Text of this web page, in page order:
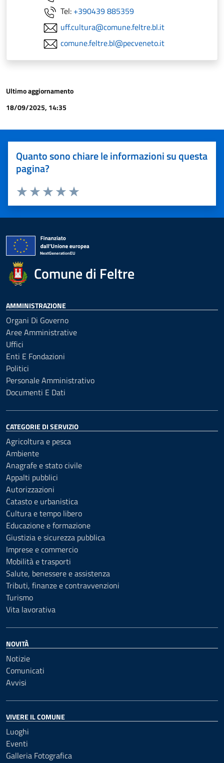
Tel: +390439 885359
uff.cultura@comune.feltre.bl.it
comune.feltre.bl@pecveneto.it
Ultimo aggiornamento
18/09/2025, 14:35
Quanto sono chiare le informazioni su questa
pagina?
Valuta 5 stelle su 5
Valuta 4 stelle su 5
Valuta 3 stelle su 5
Valuta 2 stelle su 5
Valuta 1 stelle su 5
Comune di Feltre
AMMINISTRAZIONE
Organi Di Governo
Aree Amministrative
Uffici
Enti E Fondazioni
Politici
Personale Amministrativo
Documenti E Dati
CATEGORIE DI SERVIZIO
Agricoltura e pesca
Ambiente
Anagrafe e stato civile
Appalti pubblici
Autorizzazioni
Catasto e urbanistica
Cultura e tempo libero
Educazione e formazione
Giustizia e sicurezza pubblica
Imprese e commercio
Mobilità e trasporti
Salute, benessere e assistenza
Tributi, finanze e contravvenzioni
Turismo
Vita lavorativa
NOVITÀ
Notizie
Comunicati
Avvisi
VIVERE IL COMUNE
Luoghi
Eventi
Galleria Fotografica